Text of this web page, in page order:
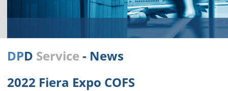
2022 Fiera Expo COFS
DPD Service - News